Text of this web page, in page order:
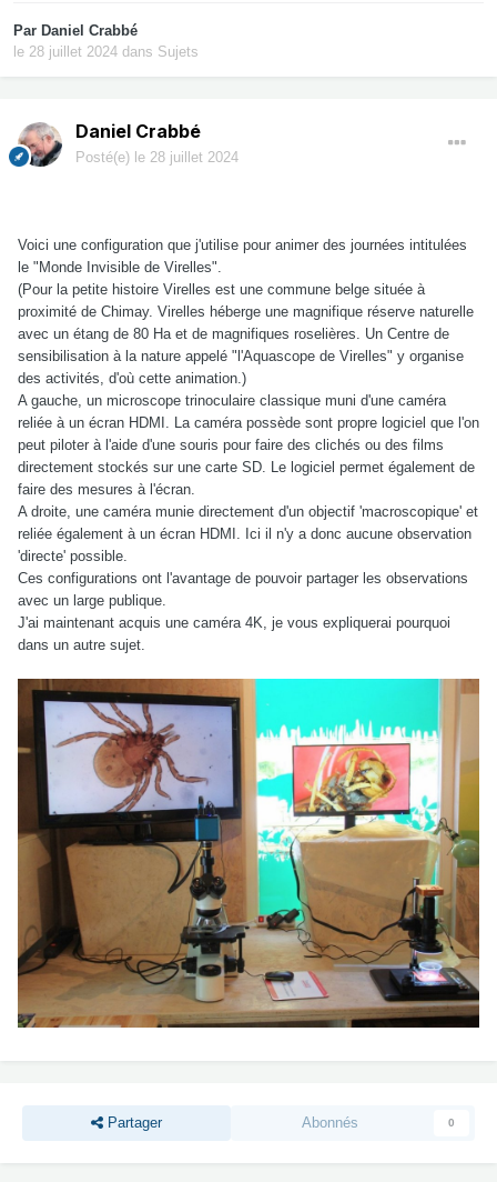
Par Daniel Crabbé
le 28 juillet 2024 dans Sujets
Daniel Crabbé
Posté(e) le 28 juillet 2024
Voici une configuration que j'utilise pour animer des journées intitulées
le "Monde Invisible de Virelles".
(Pour la petite histoire Virelles est une commune belge située à
proximité de Chimay. Virelles héberge une magnifique réserve naturelle
avec un étang de 80 Ha et de magnifiques roselières. Un Centre de
sensibilisation à la nature appelé "l'Aquascope de Virelles" y organise
des activités, d'où cette animation.)
A gauche, un microscope trinoculaire classique muni d'une caméra
reliée à un écran HDMI. La caméra possède sont propre logiciel que l'on
peut piloter à l'aide d'une souris pour faire des clichés ou des films
directement stockés sur une carte SD. Le logiciel permet également de
faire des mesures à l'écran.
A droite, une caméra munie directement d'un objectif 'macroscopique' et
reliée également à un écran HDMI. Ici il n'y a donc aucune observation
'directe' possible.
Ces configurations ont l'avantage de pouvoir partager les observations
avec un large publique.
J'ai maintenant acquis une caméra 4K, je vous expliquerai pourquoi
dans un autre sujet.
Partager Abonnés 0